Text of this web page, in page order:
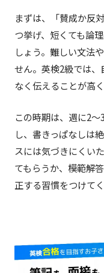
まずは、「賛成か反
つ挙げ、短くても論
しょう。難しい文法
せん。英検2級では
なく伝えることが高
この時期は、週に2
し、書きっぱなしは
スには気づきにくい
てもらうか、模範解
正する習慣をつけてく